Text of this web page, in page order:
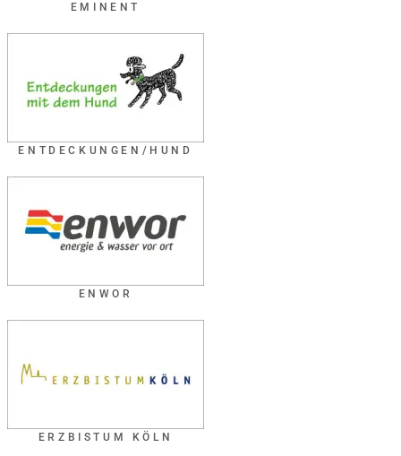
EMINENT
ENTDECKUNGEN/HUND
ENWOR
ERZBISTUM KÖLN